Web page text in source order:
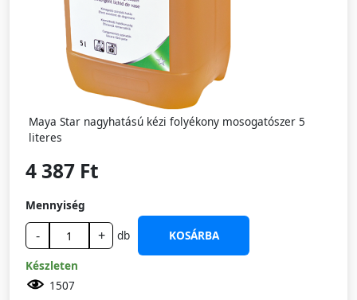
Maya Star nagyhatású kézi folyékony mosogatószer 5
literes
4 387 Ft
Mennyiség
- + db
KOSÁRBA
Készleten
1507